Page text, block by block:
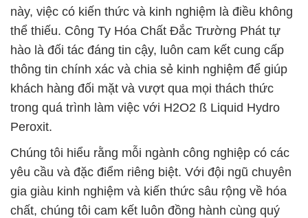
này, việc có kiến thức và kinh nghiệm là điều không
thể thiếu. Công Ty Hóa Chất Đắc Trường Phát tự
hào là đối tác đáng tin cậy, luôn cam kết cung cấp
thông tin chính xác và chia sẻ kinh nghiệm để giúp
khách hàng đối mặt và vượt qua mọi thách thức
trong quá trình làm việc với H2O2 ß Liquid Hydro
Peroxit.
Chúng tôi hiểu rằng mỗi ngành công nghiệp có các
yêu cầu và đặc điểm riêng biệt. Với đội ngũ chuyên
gia giàu kinh nghiệm và kiến thức sâu rộng về hóa
chất, chúng tôi cam kết luôn đồng hành cùng quý